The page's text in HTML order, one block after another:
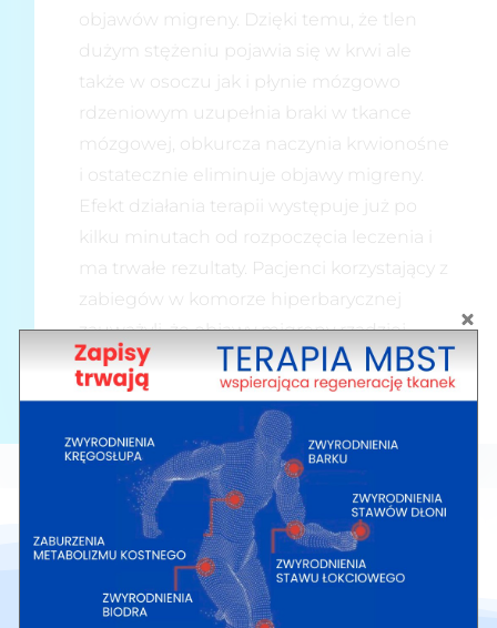
objawów migreny. Dzięki temu, że tlen
dużym stężeniu pojawia się w krwi ale
także w osoczu jak i płynie mózgowo
rdzeniowym uzupełnia braki w tkance
mózgowej, obkurcza naczynia krwionośne
i ostatecznie eliminuje objawy migreny.
Efekt działania terapii występuje już po
kilku minutach od rozpoczęcia leczenia i
ma trwałe rezultaty. Pacjenci korzystający z
zabiegów w komorze hiperbarycznej
zauważyli, że objawy migreny rzadziej
występują lub ustępują całkiem.